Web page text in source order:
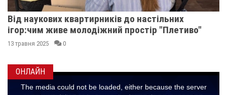
ОНЛАЙН
Від наукових квартирників до настільних
ігор:чим живе молодіжний простір "Плетиво"
13 травня 2025 0